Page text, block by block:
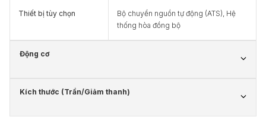
Thiết bị tùy chọn
Bộ chuyển nguồn tự động (ATS), Hệ
thống hòa đồng bộ
Động cơ
Kích thước (Trần/Giảm thanh)